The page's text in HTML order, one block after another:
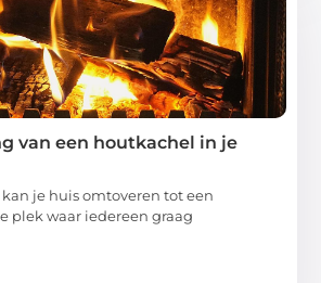
van een houtkachel in je
je huis omtoveren tot een
plek waar iedereen graag